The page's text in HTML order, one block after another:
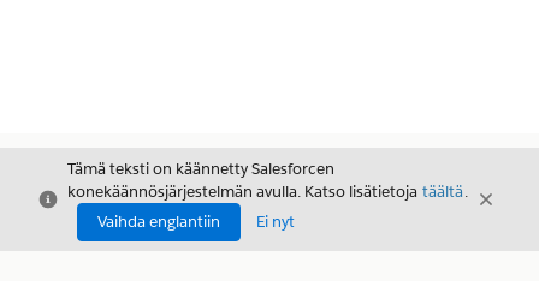
Sulje
Tämä teksti on käännetty Salesforcen
konekäännösjärjestelmän avulla. Katso lisätietoja täältä.
Vaihda englantiin
Ei nyt
Sulje